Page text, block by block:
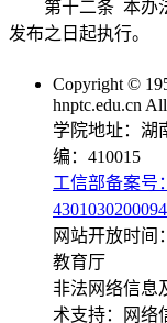
第十二条 本办
发布之日起执行。
Copyright ©
hnptc.edu.cn
学院地址：湖
编：410015
工信部备案号
网站开放时间
教育厅
非法网络信息
术支持：网络